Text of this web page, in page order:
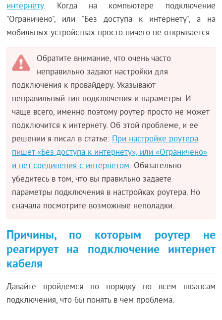
интернету. Когда на компьютере подключение
"Ограничено", или "Без доступа к интернету", а на
мобильных устройствах просто ничего не открывается.
Обратите внимание, что очень часто
неправильно задают настройки для
подключения к провайдеру. Указывают
неправильный тип подключения и параметры. И
чаще всего, именно поэтому роутер просто не может
подключится к интернету. Об этой проблеме, и ее
решении я писал в статье:При настройке роутера
пишет «Без доступа к интернету», или «Ограничено»
и нет соединения с интернетом. Обязательно
убедитесь в том, что вы правильно задаете
параметры подключения в настройках роутера. Но
сначала посмотрите возможные неполадки.
Причины, по которым роутер не
реагирует на подключение интернет
кабеля
Давайте пройдемся по порядку по всем нюансам
подключения, что бы понять в чем проблема.